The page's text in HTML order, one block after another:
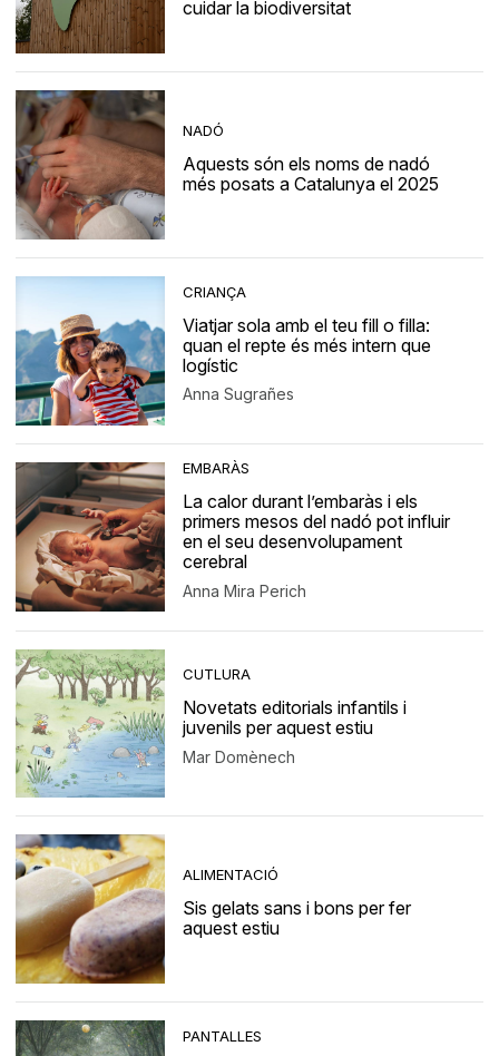
cuidar la biodiversitat
NADÓ
Aquests són els noms de nadó
més posats a Catalunya el 2025
CRIANÇA
Viatjar sola amb el teu fill o filla:
quan el repte és més intern que
logístic
Anna Sugrañes
EMBARÀS
La calor durant l’embaràs i els
primers mesos del nadó pot influir
en el seu desenvolupament
cerebral
Anna Mira Perich
CUTLURA
Novetats editorials infantils i
juvenils per aquest estiu
Mar Domènech
ALIMENTACIÓ
Sis gelats sans i bons per fer
aquest estiu
PANTALLES